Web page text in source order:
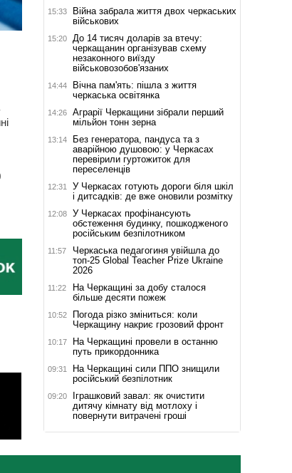
15:33
Війна забрала життя двох черкаських
військових
15:20
До 14 тисяч доларів за втечу:
черкащанин організував схему
незаконного виїзду
військовозобов'язаних
14:44
Вічна пам'ять: пішла з життя
черкаська освітянка
14:26
Аграрії Черкащини зібрали перший
мільйон тонн зерна
13:14
Без генератора, пандуса та з
аварійною душовою: у Черкасах
перевірили гуртожиток для
переселенців
12:31
У Черкасах готують дороги біля шкіл
і дитсадків: де вже оновили розмітку
12:08
У Черкасах профінансують
обстеження будинку, пошкодженого
російським безпілотником
11:57
Черкаська педагогиня увійшла до
топ-25 Global Teacher Prize Ukraine
2026
11:22
На Черкащині за добу сталося
більше десяти пожеж
10:52
Погода різко зміниться: коли
Черкащину накриє грозовий фронт
10:17
На Черкащині провели в останню
путь прикордонника
09:31
На Черкащині сили ППО знищили
російський безпілотник
09:20
Іграшковий завал: як очистити
дитячу кімнату від мотлоху і
повернути витрачені гроші